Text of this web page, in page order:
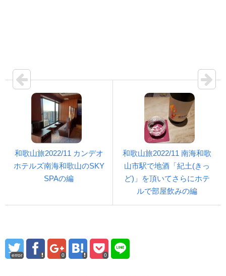
和歌山旅2022/11 カンデオ
ホテルズ南海和歌山のSKY
SPAの編
和歌山旅2022/11 南海和歌
山市駅で地酒「紀土(きっ
ど)」を頂いてさらにホテ
ルで部屋飲みの編
error 0 0